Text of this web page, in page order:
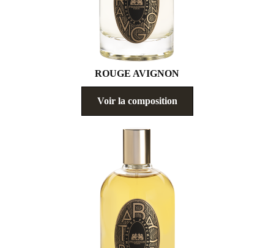
ROUGE AVIGNON
Voir la composition